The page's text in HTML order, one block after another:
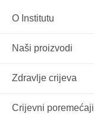
O Institutu
Naši proizvodi
Zdravlje crijeva
Crijevni poremećaji